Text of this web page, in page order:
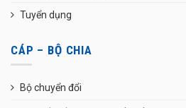
Tuyển dụng
CÁP – BỘ CHIA
Bộ chuyển đổi